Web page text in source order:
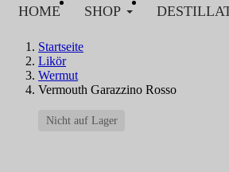
HOME SHOP
Startseite
Likör
Wermut
Vermouth Garazzino Rosso
Nicht auf Lager